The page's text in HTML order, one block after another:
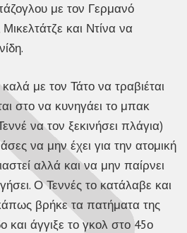
με τον Γερμανό
και Ντίνα να
με τον Τάτο να τραβιέται
στο να κυνηγάει το μπακ
να τον ξεκινήσει πλάγια)
να μην έχει για την ατομική
αλλά και να μην παίρνει
Ο Τεννές το κατάλαβε και
βρήκε τα πατήματα της
άγγιξε το γκολ στο 45ο